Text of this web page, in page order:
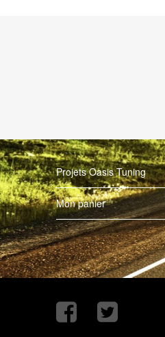
Projets Oasis Tuning
Mon panier